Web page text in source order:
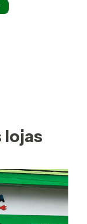
lojas